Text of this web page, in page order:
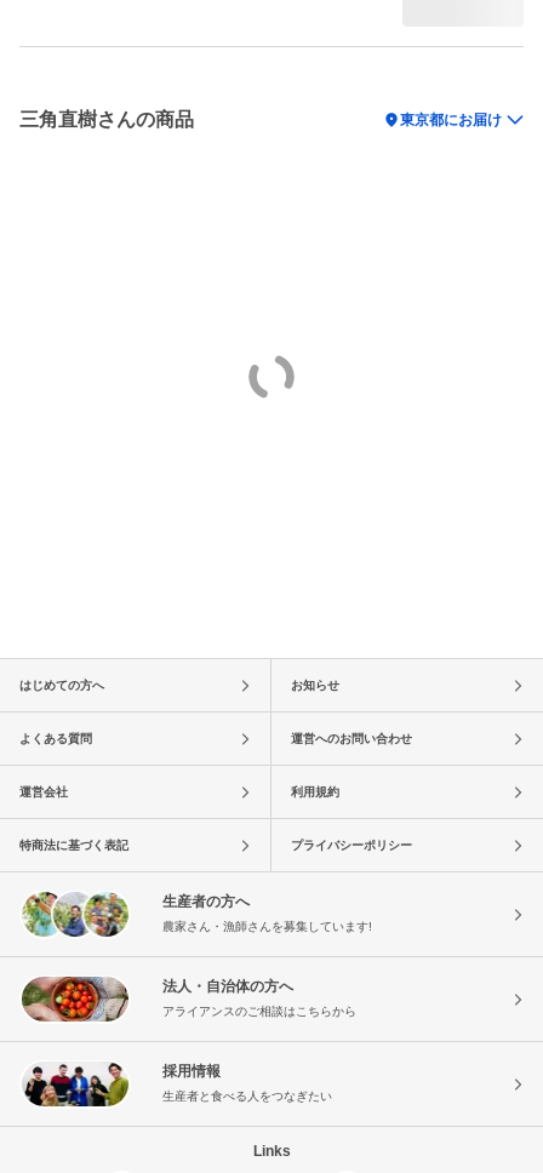
三角直樹さんの商品 location_on東京都にお届け
はじめての方へ お知らせ
よくある質問 運営へのお問い合わせ
運営会社 利用規約
特商法に基づく表記 プライバシーポリシー
生産者の方へ
農家さん・漁師さんを募集しています!
法人・自治体の方へ
アライアンスのご相談はこちらから
採用情報
生産者と食べる人をつなぎたい
Links